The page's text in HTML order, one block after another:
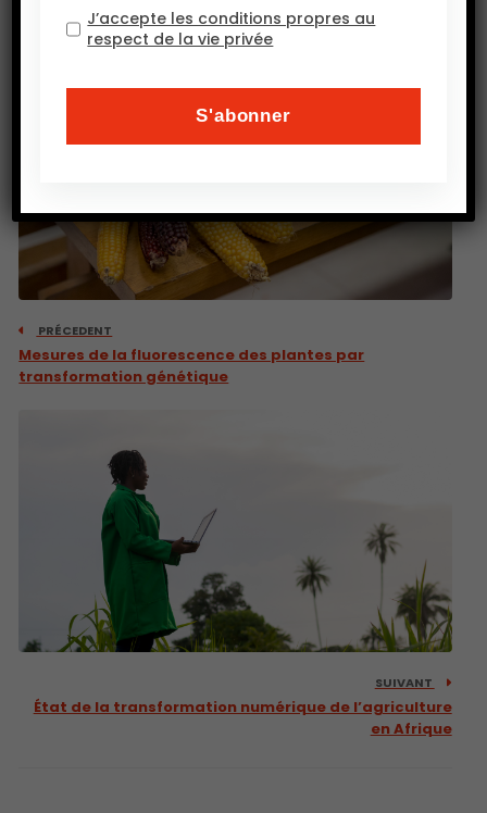
PRÉCEDENT
Mesures de la fluorescence des plantes par
transformation génétique
SUIVANT
État de la transformation numérique de l’agriculture
en Afrique
J’accepte les conditions propres au
respect de la vie privée